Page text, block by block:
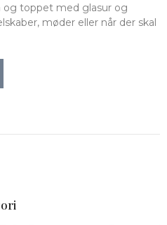
toppet med glasur og
møder eller når der skal